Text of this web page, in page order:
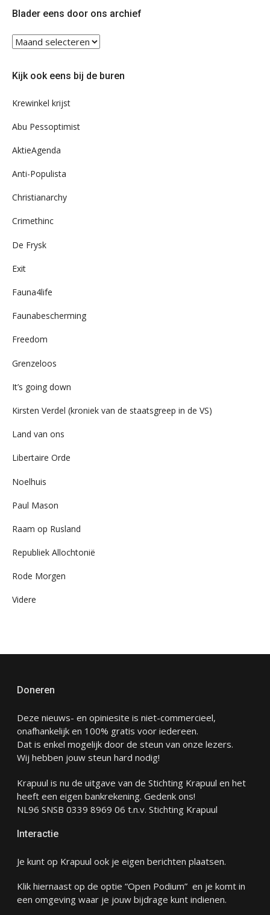
Blader eens door ons archief
Blader
eens
ons
Kijk ook eens bij de buren
Krewinkel krijst
Abu Pessoptimist
AktieAgenda
Anti-Populista
Christianarchy
Crimethinc
De Frysk
Exit
Fauna4life
Faunabescherming
Freedom
Grenzeloos
It’s going down
Kirsten Verdel (kroniek van de staatsgreep in de VS)
Land van ons
Libertaire Orde
Noelhuis
Paul Mason
Raam op Rusland
Republiek Allochtonië
Rode Morgen
Videre
Doneren
Deze nieuws- en opiniesite is niet-commercieel,
onafhankelijk en 100% gratis voor iedereen.
Dat is enkel mogelijk door de steun van onze lezers.
Wij hebben jouw steun hard nodig!
Krapuul is nu de uitgave van de Stichting Krapuul en het
heeft een eigen bankrekening. Gedenk ons!
NL96 SNSB 0339 8969 06 t.n.v. Stichting Krapuul
Interactie
Je kunt op Krapuul ook je eigen berichten plaatsen.
Klik hiernaast op de optie “Open Podium” en je komt in
een omgeving waar je jouw bijdrage kunt indienen.